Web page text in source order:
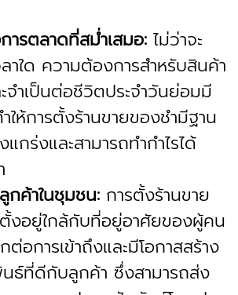
ารตลาดที่สม่ำเสมอ: ไม่ว่าจะ
าใด ความต้องการสำหรับสินค้า
จำเป็นต่อชีวิตประจำวันย่อมมี
ให้การตั้งร้านขายของชำมีฐาน
กร่งและสามารถทำกำไรได้
กค้าในชุมชน: การตั้งร้านขาย
งอยู่ใกล้กับที่อยู่อาศัยของผู้คน
ต่อการเข้าถึงและมีโอกาสสร้าง
ธ์ที่ดีกับลูกค้า ซึ่งสามารถส่ง